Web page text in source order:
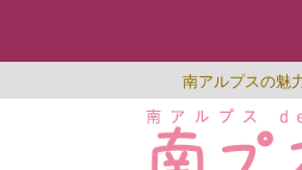
南アルプスの魅